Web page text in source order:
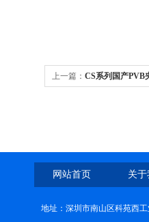
上一篇： CS系列国产PVB
网站首页 关
地址：深圳市南山区科苑西